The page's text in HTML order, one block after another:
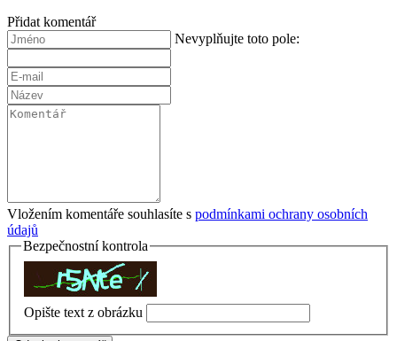
Přidat komentář
Nevyplňujte toto pole:
Vložením komentáře souhlasíte s podmínkami ochrany osobních
údajů
Bezpečnostní kontrola
Opište text z obrázku